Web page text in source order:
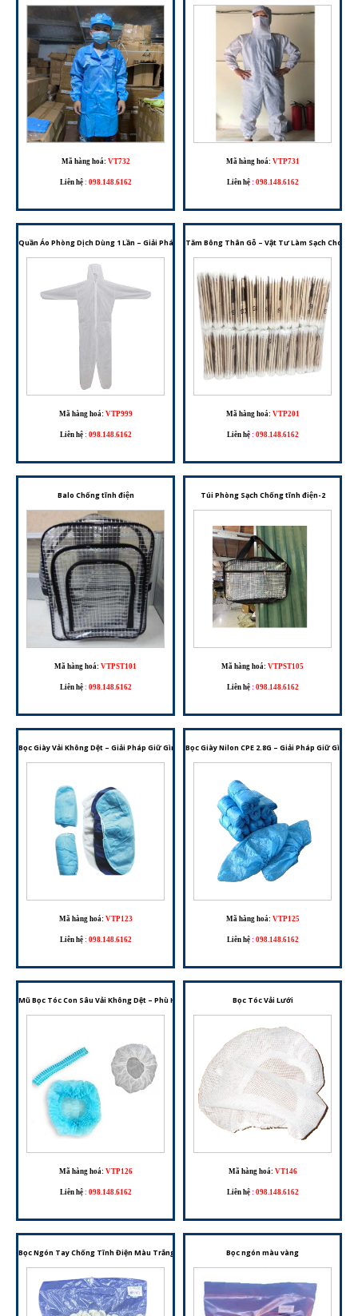
Mã hàng hoá: VT732
Liên hệ : 098.148.6162
Mã hàng hoá: VTP731
Liên hệ : 098.148.6162
Quần Áo Phòng Dịch Dùng 1 Lần – Giải Pháp Bảo Hộ Cho Môi Trường Y Tế Và Phòng Sạch
Mã hàng hoá: VTP999
Liên hệ : 098.148.6162
Tăm Bông Thân Gỗ – Vật Tư Làm Sạch Cho
Mã hàng hoá: VTP201
Liên hệ : 098.148.6162
Balo Chống tĩnh điện
Mã hàng hoá: VTPST101
Liên hệ : 098.148.6162
Túi Phòng Sạch Chống tĩnh điện-2
Mã hàng hoá: VTPST105
Liên hệ : 098.148.6162
Bọc Giày Vải Không Dệt – Giải Pháp Giữ Gìn Vệ Sinh Cho Nhiều Môi Trường Làm Việc
Mã hàng hoá: VTP123
Liên hệ : 098.148.6162
Bọc Giày Nilon CPE 2.8G – Giải Pháp Giữ Gìn
Mã hàng hoá: VTP125
Liên hệ : 098.148.6162
Mũ Bọc Tóc Con Sâu Vải Không Dệt – Phù Hợp Cho Phòng Sạch, Y Tế Và Chế Biến Thực Phẩm
Mã hàng hoá: VTP126
Liên hệ : 098.148.6162
Bọc Tóc Vải Lưới
Mã hàng hoá: VT146
Liên hệ : 098.148.6162
Bọc Ngón Tay Chống Tĩnh Điện Màu Trắng – Chất Liệu Nitrile, An Toàn Cho Phòng Sạch Và
Bọc ngón màu vàng